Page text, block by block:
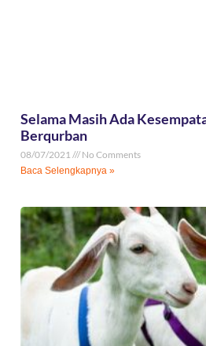
Selama Masih Ada
Berqurban
08/07/2021 No Comments
Baca Selengkapnya »